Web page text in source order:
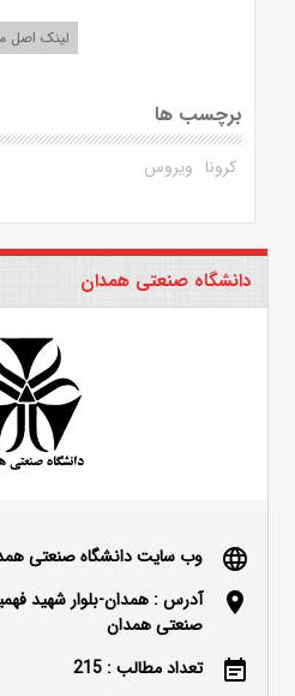
لینک اصل
برچسب ها
کرونا ویروس
دانشگاه صنعتی همدان
language وب سایت دانشگاه صنعتی
location_on
آدرس : همدان-بلوار شهید
صنعتی همدان
event_note تعداد مطالب : 215